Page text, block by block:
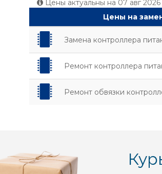
Цены актуальны на 07 авг 2026
Цены на
Замена контроллера
Ремонт контроллера
Ремонт обвязки